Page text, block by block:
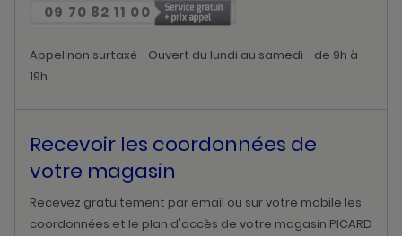
09 70 82 11 00
Appel non surtaxé - Ouvert du lundi au samedi - de 9h à
19h.
Recevoir les coordonnées de
votre magasin
Recevez gratuitement par email ou sur votre mobile les
coordonnées et le plan d'accès de votre magasin PICARD